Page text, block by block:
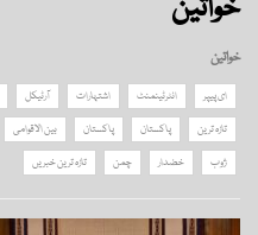
خواتین
خواتین
آرٹیکل اشتہارات انٹرٹینمنٹ
ای پیپر
بین الاقوامی پاکستان پاکستان
تازہ ترین
تازہ ترین خبریں
چمن خضدار ژوب